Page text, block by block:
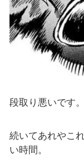
段取り悪いです。
続いてあれやこ
い時間。